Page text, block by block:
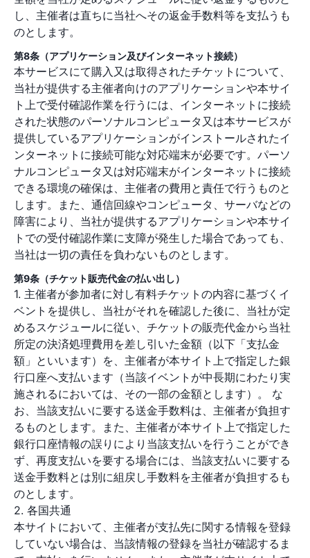
し、主催者は直ちに当社へその返金手数料等を支払うも
のとします。
第8条（アプリケーション及びインターネット接続）
本サービスにて購入又は取得されたチケットについて、
当社が提供する主催者向けのアプリケーションや本サイ
ト上で受付確認作業を行うには、インターネットに接続
された状態のパーソナルコンピュータ又は本サービスが
提供しているアプリケーションがインストールされたイ
ンターネットに接続可能な対応端末が必要です。パーソ
ナルコンピュータ又は対応端末がインターネットに接続
できる環境の確保は、主催者の費用と責任で行うものと
します。また、通信回線やコンピュータ、サーバなどの
障害により、当社が提供するアプリケーションや本サイ
トでの受付確認作業に支障が発生した場合であっても、
当社は一切の責任を負わないものとします。
第9条（チケット販売代金の払い出し）
1. 主催者が参加者に対し有料チケットの内容に基づくイ
ベントを提供し、当社がそれを確認した後に、当社が定
めるスケジュールに従い、チケットの販売代金から当社
所定の決済処理費用を差し引いた金額（以下「支払金
額」といいます）を、主催者が本サイト上で指定した銀
行口座へ支払います（当該イベントが中長期にわたり実
施されるにおいては、その一部の金額とします）。 な
お、当該支払いに要する送金手数料は、主催者が負担す
るものとします。また、主催者が本サイト上で指定した
銀行口座情報の誤りにより当該支払いを行うことができ
ず、再度支払いを要する場合には、当該支払いに要する
送金手数料とは別に組戻し手数料を主催者が負担するも
のとします。
2. 各国共通
本サイトにおいて、主催者が支払先に関する情報を登録
していない場合は、当該情報の登録を当社が確認するま